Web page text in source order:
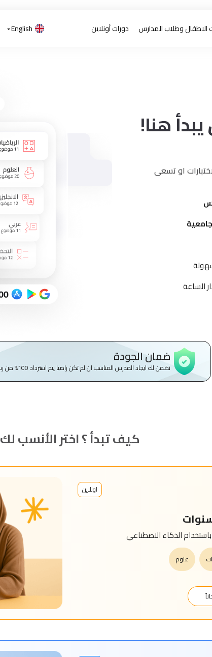
الاطفال وطلاب المدارس دورات أونلاين English
هنا!
او تسعى
الساعة
ضمان الجودة
نضمن لك ايجاد المدرس المناسب.ان لم تكن راضيا يتم استرداد 100% من رسوم الساعة الاولى
كيف تبدأ ؟ اختر الأنسب لك
اونلاين
الذكاء الاصطناعي
علوم